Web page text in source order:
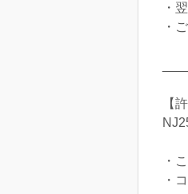
・
・
【
・
・